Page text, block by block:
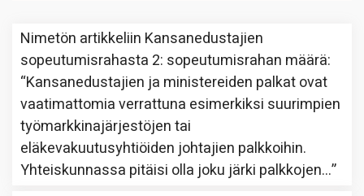
Nimetön artikkeliin Kansanedustajien
sopeutumisrahasta 2: sopeutumisrahan määrä:
“Kansanedustajien ja ministereiden palkat ovat
vaatimattomia verrattuna esimerkiksi suurimpien
työmarkkinajärjestöjen tai
eläkevakuutusyhtiöiden johtajien palkkoihin.
Yhteiskunnassa pitäisi olla joku järki palkkojen…”